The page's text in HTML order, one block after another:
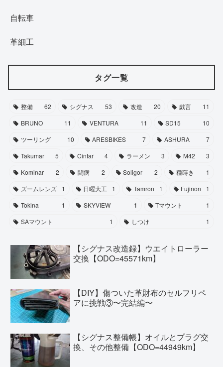
自転車
革細工
タグ一覧
整備 62 シグナス 53 改造 20 戯言
11
BRUNO
11 VENTURA 11 SD15
10
ツーリング
10 ARESBIKES 7 ASHURA
7
Takumar
5 Cintar 4 ラーメン 3 M42
3
Kominar
2 闘病 2 Soligor 2 種蒔き
1
ズームレンズ
1 日曜大工 1 Tamron 1 Fujinon
1
Tokina
1 SKYVIEW 1 Tマウント
1
SAマウント
1 しつけ 1
【シグナス改造録】ウエイトローラー
交換【ODO=45571km】
【DIY】傷ついた革財布のセルフリペ
アに挑戦③〜完結編〜
【シグナス整備帳】オイルとプラグ交
換、その他整備【ODO=44949km】